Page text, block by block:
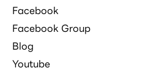
Facebook
Facebook Group
Blog
Youtube